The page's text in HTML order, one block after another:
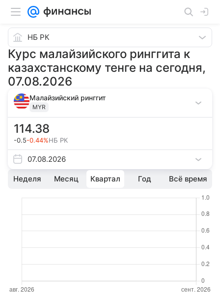
Курс малайзийского ринггита к
казахстанскому тенге на сегодня,
07.08.2026
НБ РК
Малайзийский ринггит
MYR
114.38
-0.5-0.44%НБ РК
07.08.2026
Неделя Месяц Квартал Год Всё время